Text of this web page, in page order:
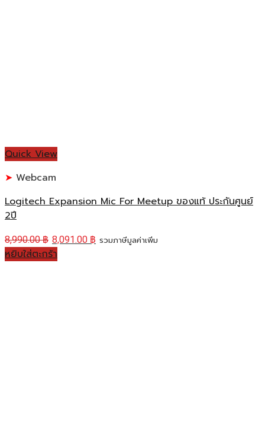
Quick View
Webcam
Logitech Expansion Mic For Meetup ของแท้ ประกันศูนย์
2ปี
8,990.00฿ 8,091.00 ฿ รวมภาษีมูลค่าเพิ่ม
หยิบใส่ตะกร้า